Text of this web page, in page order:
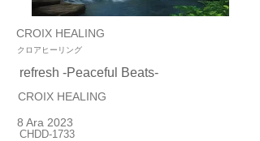
CROIX HEALING
クロアヒーリング
refresh -Peaceful Beats-
CROIX HEALING
8 Ara 2023
CHDD-1733